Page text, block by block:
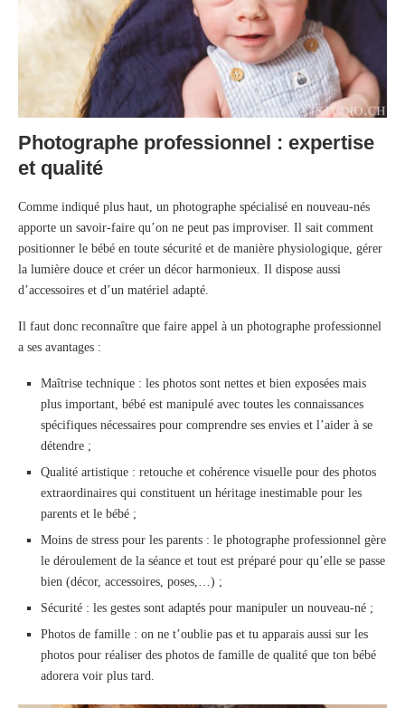
Photographe professionnel : expertise
et qualité
Comme indiqué plus haut, un photographe spécialisé en nouveau-nés
apporte un savoir-faire qu’on ne peut pas improviser. Il sait comment
positionner le bébé en toute sécurité et de manière physiologique, gérer
la lumière douce et créer un décor harmonieux. Il dispose aussi
d’accessoires et d’un matériel adapté.
Il faut donc reconnaître que faire appel à un photographe professionnel
a ses avantages :
Maîtrise technique : les photos sont nettes et bien exposées mais
plus important, bébé est manipulé avec toutes les connaissances
spécifiques nécessaires pour comprendre ses envies et l’aider à se
détendre ;
Qualité artistique : retouche et cohérence visuelle pour des photos
extraordinaires qui constituent un héritage inestimable pour les
parents et le bébé ;
Moins de stress pour les parents : le photographe professionnel gère
le déroulement de la séance et tout est préparé pour qu’elle se passe
bien (décor, accessoires, poses,…) ;
Sécurité : les gestes sont adaptés pour manipuler un nouveau-né ;
Photos de famille : on ne t’oublie pas et tu apparais aussi sur les
photos pour réaliser des photos de famille de qualité que ton bébé
adorera voir plus tard.